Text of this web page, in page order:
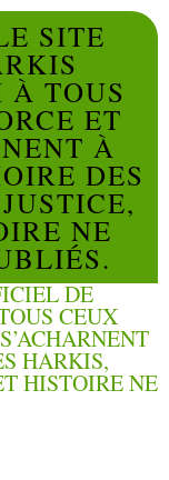
SITE
À TOUS
ET
À
DES
NE